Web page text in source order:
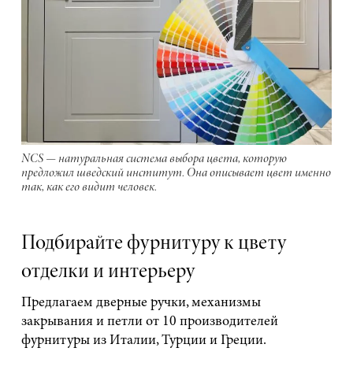
NCS — натуральная система выбора цвета, которую
предложил шведский институт. Она описывает цвет именно
так, как его видит человек.
Подбирайте фурнитуру к цвету
отделки и интерьеру
Предлагаем дверные ручки, механизмы
закрывания и петли от 10 производителей
фурнитуры из Италии, Турции и Греции.